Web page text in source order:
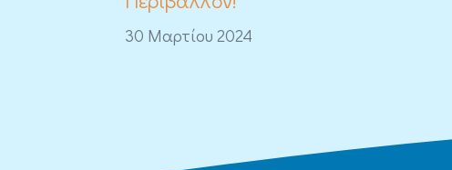
30 Μαρτίου 2024